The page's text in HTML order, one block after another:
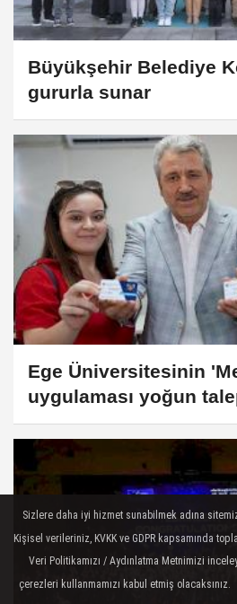
Büyükşehir Belediye
gururla sunar
Ege Üniversitesinin
uygulaması yoğun
devam ediyor
Sizlere daha iyi hizmet sunabilmek adına
Kişisel verileriniz, KVKK ve GDPR kapsamında
Veri Politikamızı / Aydınlatma Metnimizi
çerezleri kullanmamızı kabul etmiş olacaksınız.